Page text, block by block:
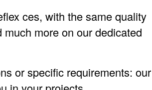
ces, with the same quality
much more on our dedicated
or specific requirements: our